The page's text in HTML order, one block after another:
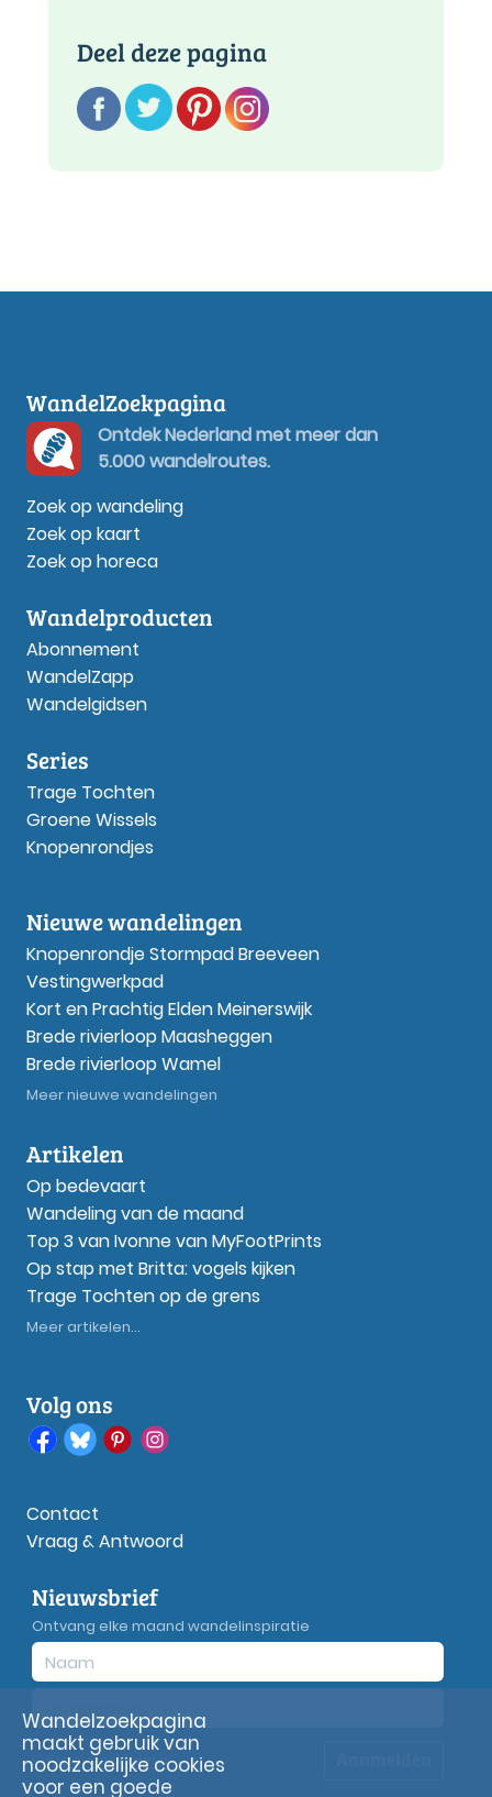
Deel deze pagina
WandelZoekpagina
Ontdek Nederland met meer dan
5.000 wandelroutes.
Zoek op wandeling
Zoek op kaart
Zoek op horeca
Wandelproducten
Abonnement
WandelZapp
Wandelgidsen
Series
Trage Tochten
Groene Wissels
Knopenrondjes
Nieuwe wandelingen
Knopenrondje Stormpad Breeveen
Vestingwerkpad
Kort en Prachtig Elden Meinerswijk
Brede rivierloop Maasheggen
Brede rivierloop Wamel
Meer nieuwe wandelingen
Artikelen
Op bedevaart
Wandeling van de maand
Top 3 van Ivonne van MyFootPrints
Op stap met Britta: vogels kijken
Trage Tochten op de grens
Meer artikelen...
Volg ons
Contact
Vraag & Antwoord
Nieuwsbrief
Ontvang elke maand wandelinspiratie
Privacyverklaring
Wandelzoekpagina
maakt gebruik van
noodzakelijke cookies
voor een goede